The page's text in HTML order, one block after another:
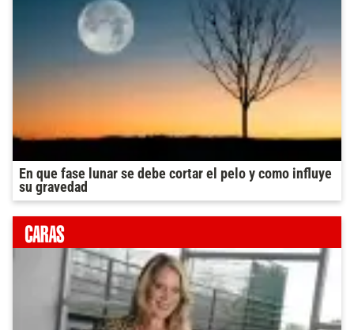
En que fase lunar se debe cortar el pelo y como influye
su gravedad